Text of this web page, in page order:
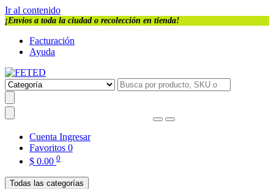
Ir al contenido
¡Envios a toda la ciudad o recolección en tienda!
Facturación
Ayuda
Cuenta Ingresar
Favoritos 0
$ 0.00 0
Todas las categorías